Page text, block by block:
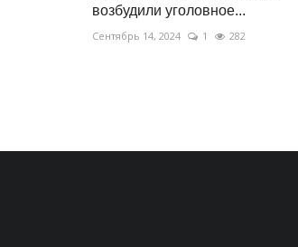
возбудили уголовное...
Сентябрь 14, 2024 1 282